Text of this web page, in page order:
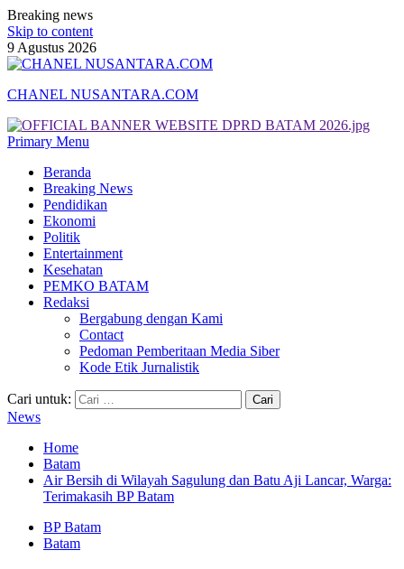
Breaking news
Skip to content
9 Agustus 2026
CHANEL NUSANTARA.COM
Primary Menu
Beranda
Breaking News
Pendidikan
Ekonomi
Politik
Entertainment
Kesehatan
PEMKO BATAM
Redaksi
Bergabung dengan Kami
Contact
Pedoman Pemberitaan Media Siber
Kode Etik Jurnalistik
Cari untuk:
News
Home
Batam
Air Bersih di Wilayah Sagulung dan Batu Aji Lancar, Warga:
Terimakasih BP Batam
BP Batam
Batam